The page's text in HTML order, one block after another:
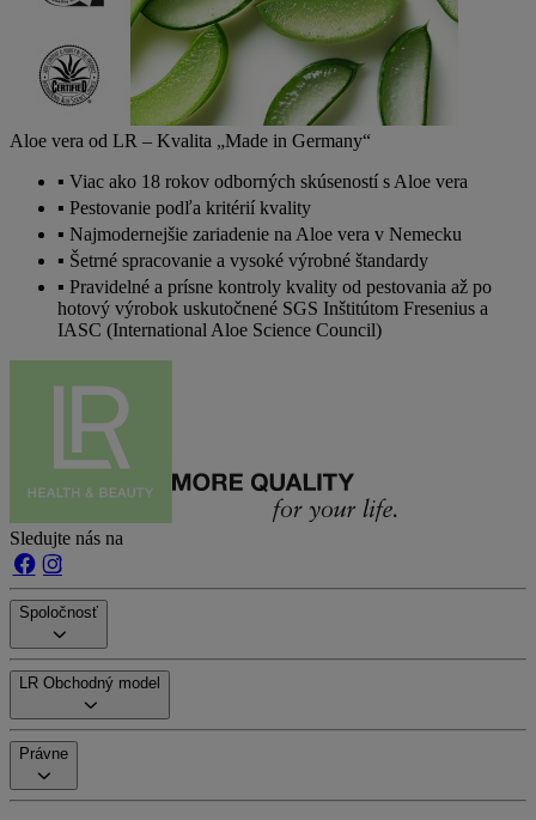
Aloe vera od LR – Kvalita „Made in Germany“
Viac ako 18 rokov odborných skúseností s Aloe vera
Pestovanie podľa kritérií kvality
Najmodernejšie zariadenie na Aloe vera v Nemecku
Šetrné spracovanie a vysoké výrobné štandardy
Pravidelné a prísne kontroly kvality od pestovania až po
hotový výrobok uskutočnené SGS Inštitútom Fresenius a
IASC (International Aloe Science Council)
Sledujte nás na
Spoločnosť
LR Obchodný model
Právne